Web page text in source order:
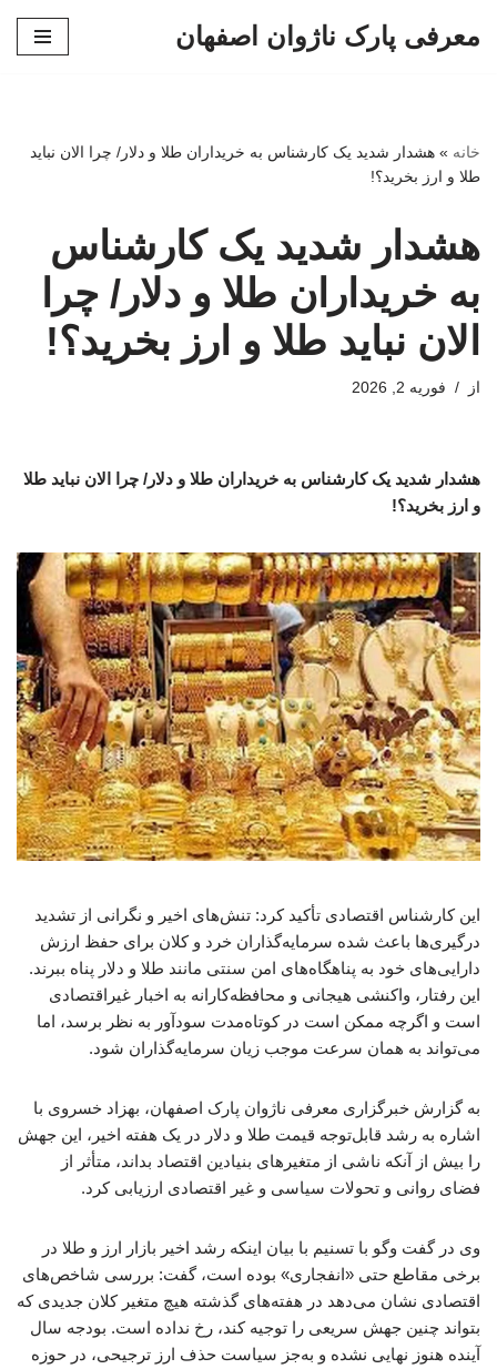
معرفی پارک ناژوان اصفهان
خانه » هشدار شدید یک کارشناس به خریداران طلا و دلار/ چرا الان نباید
طلا و ارز بخرید؟!
هشدار شدید یک کارشناس
به خریداران طلا و دلار/ چرا
الان نباید طلا و ارز بخرید؟!
از فوریه 2, 2026
هشدار شدید یک کارشناس به خریداران طلا و دلار/ چرا الان نباید طلا
و ارز بخرید؟!
این کارشناس اقتصادی تأکید کرد: تنش‌های اخیر و نگرانی از تشدید
درگیری‌ها باعث شده سرمایه‌گذاران خرد و کلان برای حفظ ارزش
دارایی‌های خود به پناهگاه‌های امن سنتی مانند طلا و دلار پناه ببرند.
این رفتار، واکنشی هیجانی و محافظه‌کارانه به اخبار غیراقتصادی
است و اگرچه ممکن است در کوتاه‌مدت سودآور به نظر برسد، اما
می‌تواند به همان سرعت موجب زیان سرمایه‌گذاران شود.
به گزارش خبرگزاری معرفی ناژوان پارک اصفهان، بهزاد خسروی با
اشاره به رشد قابل‌توجه قیمت طلا و دلار در یک هفته اخیر، این جهش
را بیش از آنکه ناشی از متغیرهای بنیادین اقتصاد بداند، متأثر از
فضای روانی و تحولات سیاسی و غیر اقتصادی ارزیابی کرد.
وی در گفت وگو با تسنیم با بیان اینکه رشد اخیر بازار ارز و طلا در
برخی مقاطع حتی «انفجاری» بوده است، گفت: بررسی شاخص‌های
اقتصادی نشان می‌دهد در هفته‌های گذشته هیچ متغیر کلان جدیدی که
بتواند چنین جهش سریعی را توجیه کند، رخ نداده است. بودجه سال
آینده هنوز نهایی نشده و به‌جز سیاست حذف ارز ترجیحی، در حوزه